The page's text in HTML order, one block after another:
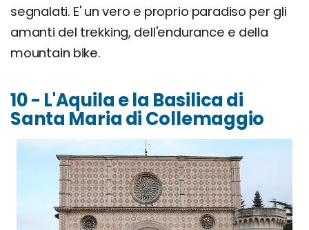
segnalati. E' un vero e proprio paradiso per gli
amanti del trekking, dell'endurance e della
mountain bike.
10 - L'Aquila e la Basilica di
Santa Maria di Collemaggio